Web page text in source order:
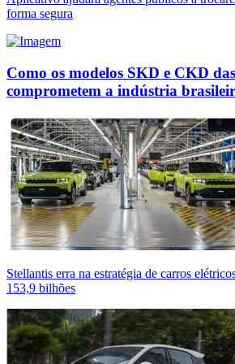
forma segura
Como os modelos SKD e CKD
comprometem a indústria
Stellantis erra na estratégia de carros
153,9 bilhões